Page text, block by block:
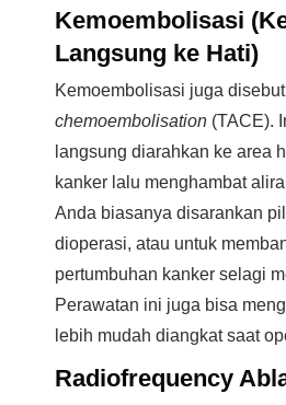
Kemoembolisasi
Langsung ke Hati)
Kemoembolisasi juga disebut
chemoembolisation (TACE).
langsung diarahkan ke area
kanker lalu menghambat
Anda biasanya disarankan
dioperasi, atau untuk
pertumbuhan kanker selagi
Perawatan ini juga bisa
lebih mudah diangkat saat
Radiofrequency